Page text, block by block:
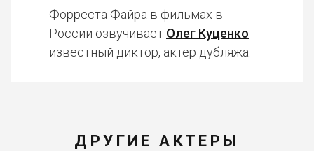
Форреста Файра в фильмах в
России озвучивает Олег Куценко -
известный диктор, актер дубляжа.
ДРУГИЕ АКТЕРЫ